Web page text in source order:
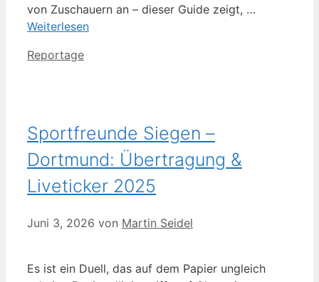
von Zuschauern an – dieser Guide zeigt, …
Weiterlesen
Kategorien
Reportage
Sportfreunde Siegen –
Dortmund: Übertragung &
Liveticker 2025
Juni 3, 2026 von Martin Seidel
Es ist ein Duell, das auf dem Papier ungleich